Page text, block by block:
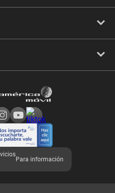
Claro
Para información